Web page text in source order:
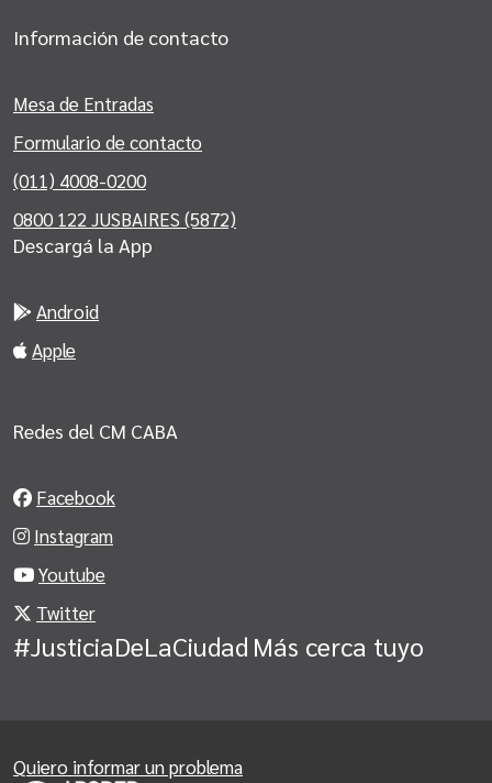
Información de contacto
Mesa de Entradas
Formulario de contacto
(011) 4008-0200
0800 122 JUSBAIRES (5872)
Descargá la App
Android
Apple
Redes del CM CABA
Facebook
Instagram
Youtube
Twitter
#JusticiaDeLaCiudad Más cerca tuyo
Quiero informar un problema